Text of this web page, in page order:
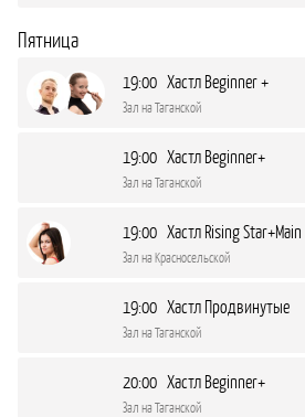
Пятница
19:00 Хастл Beginner +
Зал на Таганской
19:00 Хастл Beginner+
Зал на Таганской
19:00 Хастл Rising Star+Main
Зал на Красносельской
19:00 Хастл Продвинутые
Зал на Таганской
20:00 Хастл Beginner+
Зал на Таганской